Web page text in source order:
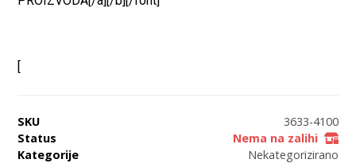
[
SKU
3633-4100
Status
Nema na zalihi
Kategorije
Nekategorizirano